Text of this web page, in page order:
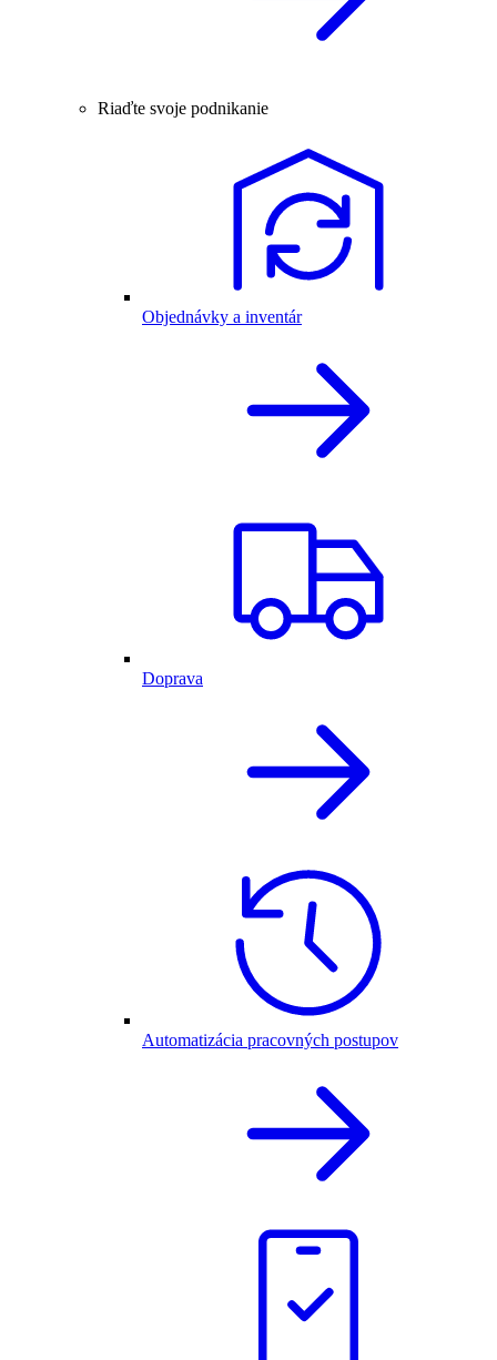
Riaďte svoje podnikanie
Objednávky a inventár
Doprava
Automatizácia pracovných postupov